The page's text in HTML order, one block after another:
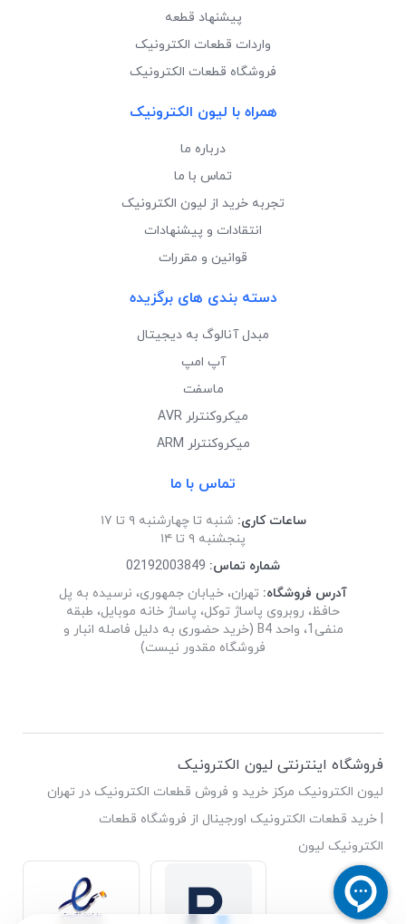
پیشنهاد قطعه
واردات قطعات الکترونیک
فروشگاه قطعات الکترونیک
همراه با لیون الکترونیک
درباره ما
تماس با ما
تجربه خرید از لیون الکترونیک
انتقادات و پیشنهادات
قوانین و مقررات
دسته بندی های برگزیده
مبدل آنالوگ به دیجیتال
آپ امپ
ماسفت
میکروکنترلر AVR
میکروکنترلر ARM
تماس با ما
ساعات کاری: شنبه تا چهارشنبه ۹ تا ۱۷
پنجشنبه ۹ تا ۱۴
شماره تماس: 02192003849
آدرس فروشگاه: تهران، خیابان جمهوری، نرسیده به پل
حافظ، روبروی پاساژ توکل، پاساژ خانه موبایل، طبقه
منفی1، واحد B4 (خرید حضوری به دلیل فاصله انبار و
فروشگاه مقدور نیست)
فروشگاه اینترنتی لیون الکترونیک
لیون الکترونیک مرکز خرید و فروش قطعات الکترونیک در تهران
| خرید قطعات الکترونیک اورجینال از فروشگاه قطعات
الکترونیک لیون